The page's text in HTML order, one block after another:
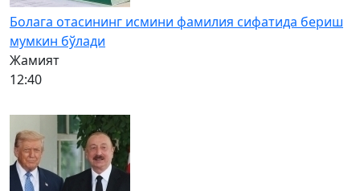
Болага отасининг исмини фамилия сифатида бериш
мумкин бўлади
Жамият
12:40